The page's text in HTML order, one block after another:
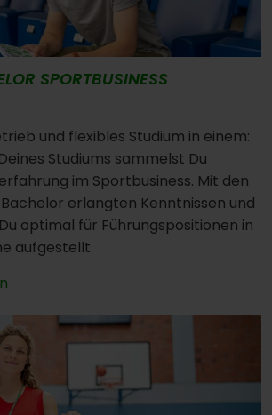
SPORTBUSINESS
und flexibles Studium in einem:
Studiums sammelst Du
im Sportbusiness. Mit den
erlangten Kenntnissen und
optimal für Führungspositionen in
aufgestellt.